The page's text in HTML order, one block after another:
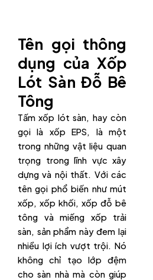
Tên gọi thông
dụng của Xốp
Lót Sàn Đỗ Bê
Tông
Tấm xốp lót sàn, hay còn
gọi là xốp EPS, là một
trong những vật liệu quan
trọng trong lĩnh vực xây
dựng và nội thất. Với các
tên gọi phổ biến như mút
xốp, xốp khối, xốp đỗ bê
tông và miếng xốp trải
sàn, sản phẩm này đem lại
nhiều lợi ích vượt trội. Nó
không chỉ tạo lớp đệm
cho sàn nhà mà còn giúp